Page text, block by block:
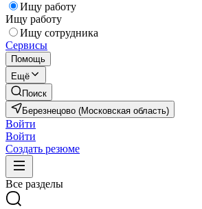
Ищу работу
Ищу работу
Ищу сотрудника
Сервисы
Помощь
Ещё
Поиск
Березнецово (Московская область)
Войти
Войти
Создать резюме
Все разделы